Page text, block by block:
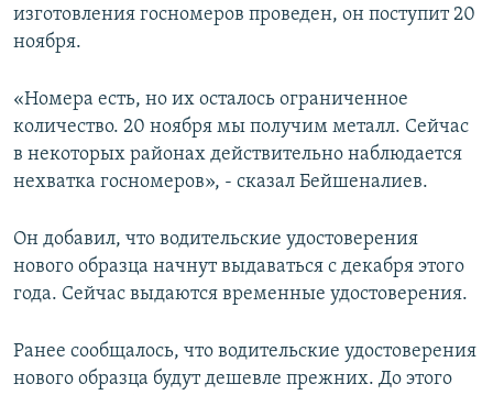
изготовления госномеров проведен, он поступит 20
ноября.
«Номера есть, но их осталось ограниченное
количество. 20 ноября мы получим металл. Сейчас
в некоторых районах действительно наблюдается
нехватка госномеров», - сказал Бейшеналиев.
Он добавил, что водительские удостоверения
нового образца начнут выдаваться с декабря этого
года. Сейчас выдаются временные удостоверения.
Ранее сообщалось, что водительские удостоверения
нового образца будут дешевле прежних. До этого